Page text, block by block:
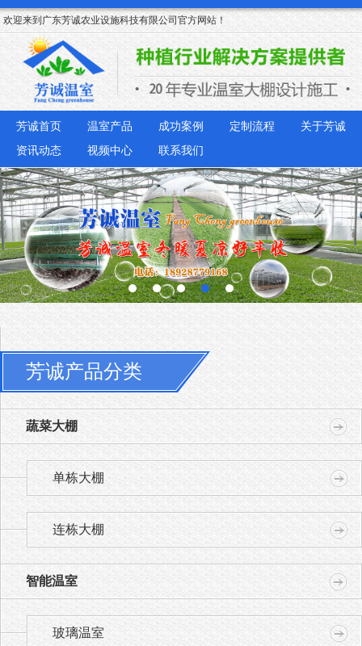
欢迎来到广东芳诚农业设施科技有限公司官方网站！
芳诚首页 温室产品 成功案例 定制流程
关于芳诚
资讯动态
视频中心 联系我们
芳诚产品分类
蔬菜大棚
单栋大棚
连栋大棚
智能温室
玻璃温室